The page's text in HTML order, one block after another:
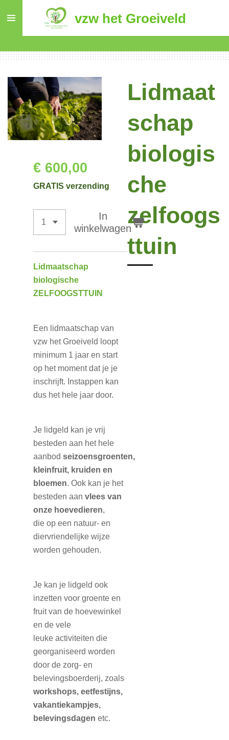
de
vzw het Groeiveld
Lidmaat
schap
biologis
che
zelfoogs
ttuin
€ 600,00
GRATIS verzending
In
winkelwagen
Lidmaatschap
biologische
ZELFOOGSTTUIN
Een lidmaatschap van
vzw het Groeiveld loopt
minimum 1 jaar en start
op het moment dat je je
inschrijft. Instappen kan
dus het hele jaar door.
Je lidgeld kan je vrij
besteden aan het hele
aanbod seizoensgroenten,
kleinfruit, kruiden en
bloemen. Ook kan je het
besteden aan vlees van
onze hoevedieren,
die op een natuur- en
diervriendelijke wijze
worden gehouden.
Je kan je lidgeld ook
inzetten voor groente en
fruitvan de hoevewinkel
en de vele
leuke activiteiten die
georganiseerd worden
door de zorg- en
belevingsboerderij, zoals
workshops, eetfestijns,
vakantiekampjes,
belevingsdagen etc.